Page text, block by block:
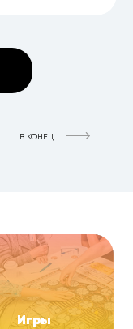
В КОНЕЦ
Игры